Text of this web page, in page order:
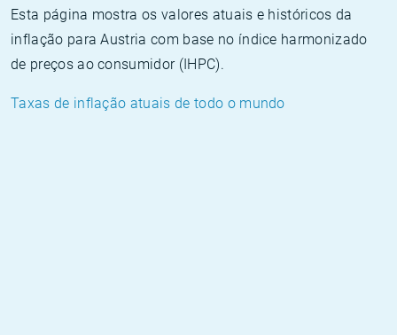
Esta página mostra os valores atuais e históricos da
inflação para Austria com base no índice harmonizado
de preços ao consumidor (IHPC).
Taxas de inflação atuais de todo o mundo